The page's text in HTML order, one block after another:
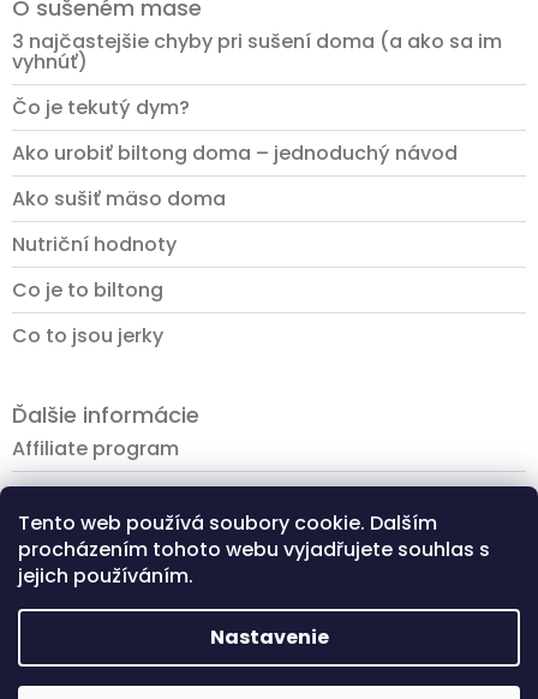
Tento web používá soubory cookie. Dalším
procházením tohoto webu vyjadřujete souhlas s
jejich používáním.
Nastavenie
O sušeném mase
3 najčastejšie chyby pri sušení doma (a ako sa im
vyhnúť)
Čo je tekutý dym?
Ako urobiť biltong doma – jednoduchý návod
Ako sušiť mäso doma
Nutriční hodnoty
Co je to biltong
Co to jsou jerky
Ďalšie informácie
Affiliate program
Platba a doprava
Ochrana osobních údajů
Obchodní podmínky